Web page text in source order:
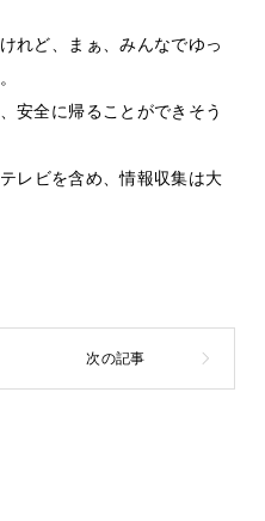
れど、まぁ、みんなでゆっ
安全に帰ることができそう
レビを含め、情報収集は大